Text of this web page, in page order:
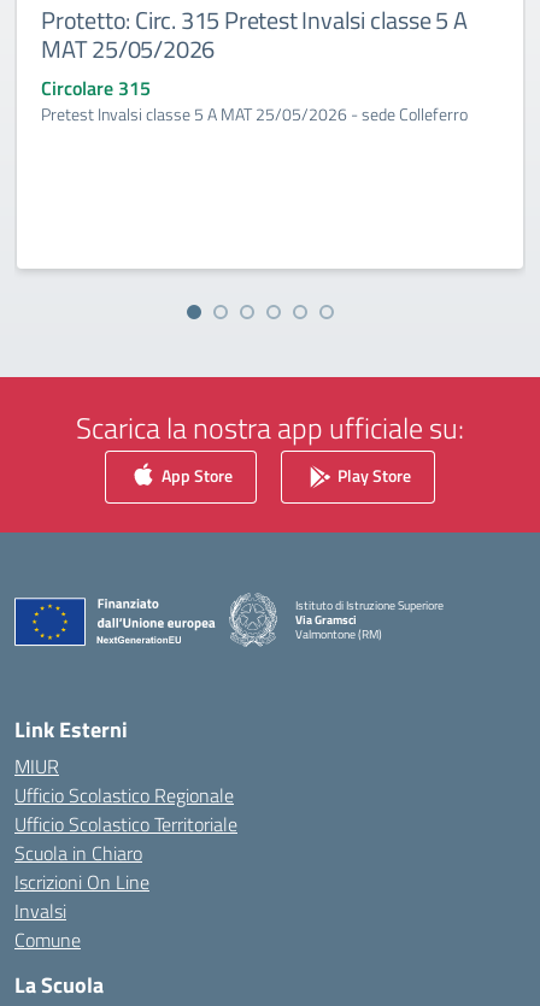
Protetto: Circ. 315 Pretest Invalsi classe 5 A
MAT 25/05/2026
Circolare 315
Pretest Invalsi classe 5 A MAT 25/05/2026 - sede Colleferro
Scarica la nostra app ufficiale su:
App Store Play Store
Istituto di Istruzione Superiore
Via Gramsci
Valmontone (RM)
Link Esterni
MIUR
Ufficio Scolastico Regionale
Ufficio Scolastico Territoriale
Scuola in Chiaro
Iscrizioni On Line
Invalsi
Comune
La Scuola